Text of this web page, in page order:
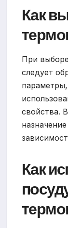
Как
При
следует
свойства.
Как